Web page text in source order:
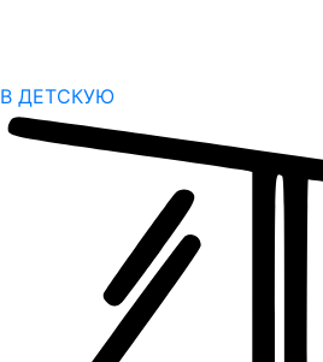
В ДЕТСКУЮ